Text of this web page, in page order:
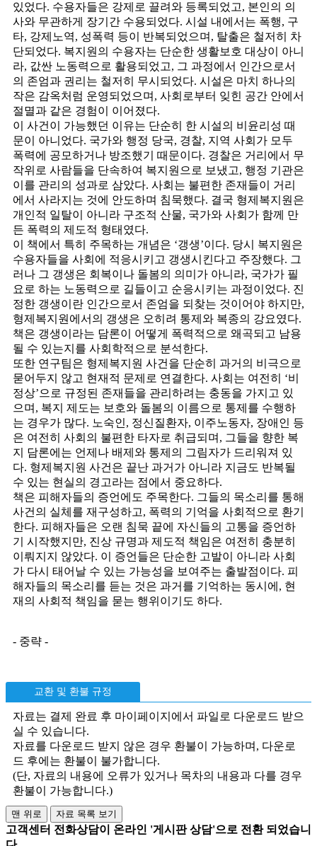
있었다. 수용자들은 강제로 끌려와 등록되었고, 본인의 의
사와 무관하게 장기간 수용되었다. 시설 내에서는 폭행, 구
타, 강제노역, 성폭력 등이 반복되었으며, 탈출은 철저히 차
단되었다. 복지원의 수용자는 단순한 생활보호 대상이 아니
라, 값싼 노동력으로 활용되었고, 그 과정에서 인간으로서
의 존엄과 권리는 철저히 무시되었다. 시설은 마치 하나의
작은 감옥처럼 운영되었으며, 사회로부터 잊힌 공간 안에서
절멸과 같은 경험이 이어졌다.
이 사건이 가능했던 이유는 단순히 한 시설의 비윤리성 때
문이 아니었다. 국가와 행정 당국, 경찰, 지역 사회가 모두
폭력에 공모하거나 방조했기 때문이다. 경찰은 거리에서 무
작위로 사람들을 단속하여 복지원으로 보냈고, 행정 기관은
이를 관리의 성과로 삼았다. 사회는 불편한 존재들이 거리
에서 사라지는 것에 안도하며 침묵했다. 결국 형제복지원은
개인적 일탈이 아니라 구조적 산물, 국가와 사회가 함께 만
든 폭력의 제도적 형태였다.
이 책에서 특히 주목하는 개념은 ‘갱생’이다. 당시 복지원은
수용자들을 사회에 적응시키고 갱생시킨다고 주장했다. 그
러나 그 갱생은 회복이나 돌봄의 의미가 아니라, 국가가 필
요로 하는 노동력으로 길들이고 순응시키는 과정이었다. 진
정한 갱생이란 인간으로서 존엄을 되찾는 것이어야 하지만,
형제복지원에서의 갱생은 오히려 통제와 복종의 강요였다.
책은 갱생이라는 담론이 어떻게 폭력적으로 왜곡되고 남용
될 수 있는지를 사회학적으로 분석한다.
또한 연구팀은 형제복지원 사건을 단순히 과거의 비극으로
묻어두지 않고 현재적 문제로 연결한다. 사회는 여전히 ‘비
정상’으로 규정된 존재들을 관리하려는 충동을 가지고 있
으며, 복지 제도는 보호와 돌봄의 이름으로 통제를 수행하
는 경우가 많다. 노숙인, 정신질환자, 이주노동자, 장애인 등
은 여전히 사회의 불편한 타자로 취급되며, 그들을 향한 복
지 담론에는 언제나 배제와 통제의 그림자가 드리워져 있
다. 형제복지원 사건은 끝난 과거가 아니라 지금도 반복될
수 있는 현실의 경고라는 점에서 중요하다.
책은 피해자들의 증언에도 주목한다. 그들의 목소리를 통해
사건의 실체를 재구성하고, 폭력의 기억을 사회적으로 환기
한다. 피해자들은 오랜 침묵 끝에 자신들의 고통을 증언하
기 시작했지만, 진상 규명과 제도적 책임은 여전히 충분히
이뤄지지 않았다. 이 증언들은 단순한 고발이 아니라 사회
가 다시 태어날 수 있는 가능성을 보여주는 출발점이다. 피
해자들의 목소리를 듣는 것은 과거를 기억하는 동시에, 현
재의 사회적 책임을 묻는 행위이기도 하다.
- 중략 -
교환 및 환불 규정
자료는 결제 완료 후 마이페이지에서 파일로 다운로드 받으
실 수 있습니다.
자료를 다운로드 받지 않은 경우 환불이 가능하며, 다운로
드 후에는 환불이 불가합니다.
(단, 자료의 내용에 오류가 있거나 목차의 내용과 다를 경우
환불이 가능합니다.)
고객센터 전화상담이 온라인 '게시판 상담'으로 전환 되었습니